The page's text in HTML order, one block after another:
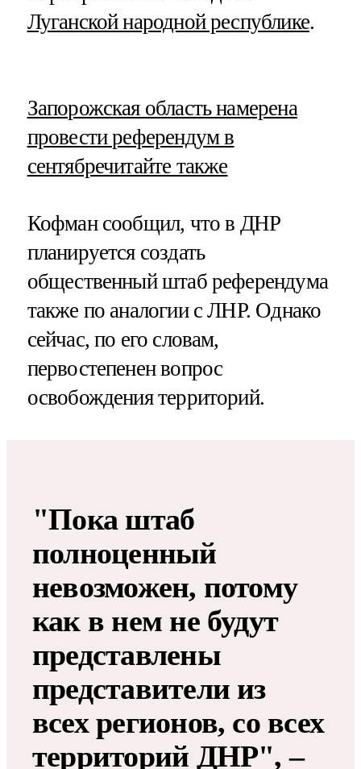
Луганской народной республике.
​Запорожская область намерена
провести референдум в
сентябречитайте также
Кофман сообщил, что в ДНР
планируется создать
общественный штаб референдума
также по аналогии с ЛНР. Однако
сейчас, по его словам,
первостепенен вопрос
освобождения территорий.
"Пока штаб
полноценный
невозможен, потому
как в нем не будут
представлены
представители из
всех регионов, со всех
территорий ДНР", –